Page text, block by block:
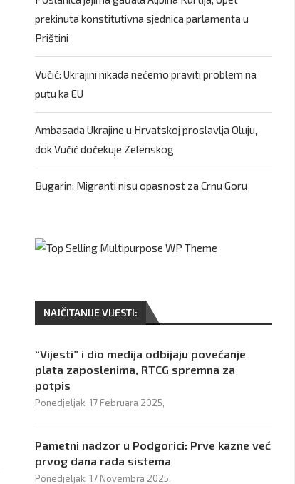
prekinuta konstitutivna sjednica parlamenta u
Prištini
Vučić: Ukrajini nikada nećemo praviti problem na
putu ka EU
Ambasada Ukrajine u Hrvatskoj proslavlja Oluju,
dok Vučić dočekuje Zelenskog
Bugarin: Migranti nisu opasnost za Crnu Goru
NAJČITANIJE VIJESTI:
“Vijesti” i dio medija odbijaju povećanje
plata zaposlenima, RTCG spremna za
potpis
Ponedjeljak, 17 Februara 2025,
Pametni nadzor u Podgorici: Prve kazne već
prvog dana rada sistema
Ponedjeljak, 17 Novembra 2025,